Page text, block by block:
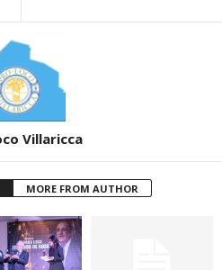
Villaricca
MORE FROM AUTHOR